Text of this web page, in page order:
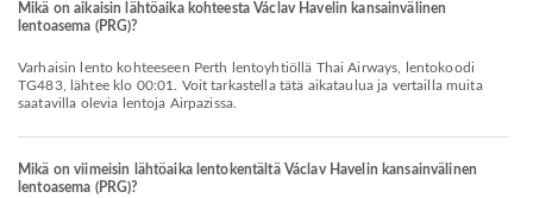
Mikä on aikaisin lähtöaika kohteesta Václav Havelin kansainvälinen
lentoasema (PRG)?
Varhaisin lento kohteeseen Perth lentoyhtiöllä Thai Airways, lentokoodi
TG483, lähtee klo 00:01. Voit tarkastella tätä aikataulua ja vertailla muita
saatavilla olevia lentoja Airpazissa.
Mikä on viimeisin lähtöaika lentokentältä Václav Havelin kansainvälinen
lentoasema (PRG)?